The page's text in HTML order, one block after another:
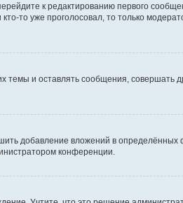
к редактированию первого
то уже проголосовал, то только
и оставлять сообщения, совершать
добавление вложений в определённых
конференции.